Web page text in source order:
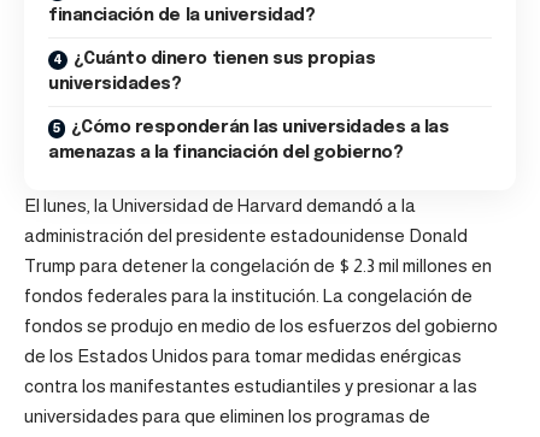
financiación de la universidad?
¿Cuánto dinero tienen sus propias
universidades?
¿Cómo responderán las universidades a las
amenazas a la financiación del gobierno?
El lunes, la Universidad de Harvard demandó a la
administración del presidente estadounidense Donald
Trump para detener la congelación de $ 2.3 mil millones en
fondos federales para la institución. La congelación de
fondos se produjo en medio de los esfuerzos del gobierno
de los Estados Unidos para tomar medidas enérgicas
contra los manifestantes estudiantiles y presionar a las
universidades para que eliminen los programas de